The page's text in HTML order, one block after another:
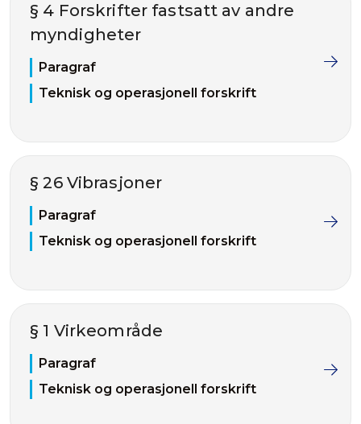
§ 4 Forskrifter fastsatt av andre
myndigheter
Paragraf
Teknisk og operasjonell forskrift
§ 26 Vibrasjoner
Paragraf
Teknisk og operasjonell forskrift
§ 1 Virkeområde
Paragraf
Teknisk og operasjonell forskrift